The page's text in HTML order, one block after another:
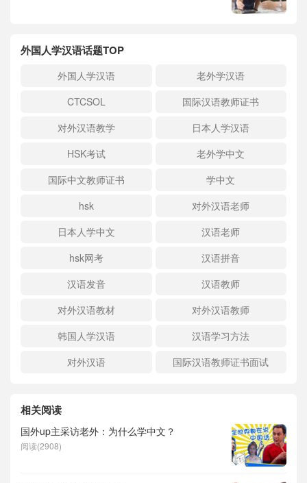
外国人学汉语话题TOP
外国人学汉语
老外学汉语
CTCSOL
国际汉语教师证书
对外汉语教学
日本人学汉语
HSK考试
老外学中文
国际中文教师证书
学中文
hsk
对外汉语老师
日本人学中文
汉语老师
hsk网考
汉语拼音
汉语发音
汉语教师
对外汉语教材
对外汉语教师
韩国人学汉语
汉语学习方法
对外汉语
国际汉语教师证书面试
相关阅读
国外up主采访老外：为什么学中文？
阅读(2908)